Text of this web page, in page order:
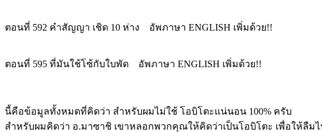
ตอนที่ 592 คำสัญญา เชิด 10 ห่าง อัพภาษา ENGLISH เพิ่มด้วย!!
ตอนที่ 595 ที่มันใช้โซ้กับใบพัด อัพภาษา ENGLISH เพิ่มด้วย!!
นี้คือข้อมูลทั้งหมดที่คิดว่า สำหรับผมไม่ใช้ โอบิโตะแน่นอน 100% ครับ
สำหรับผมคิดว่า อ.มาซาชิ เขาหลอกพวกคุณให้คิดว่าเป็นโอบิโตะ เพื่อให้ลืม